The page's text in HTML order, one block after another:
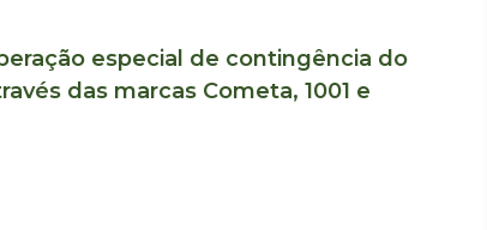
especial de contingência do
das marcas Cometa, 1001 e